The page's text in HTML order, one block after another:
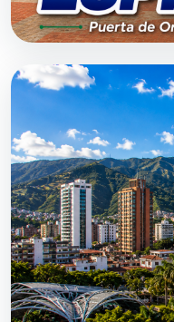
DESDE $0
Espinal
3 h aprox.